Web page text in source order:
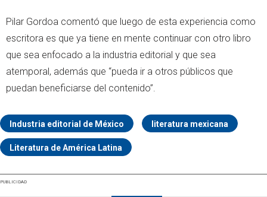
Pilar Gordoa comentó que luego de esta experiencia como
escritora es que ya tiene en mente continuar con otro libro
que sea enfocado a la industria editorial y que sea
atemporal, además que “pueda ir a otros públicos que
puedan beneficiarse del contenido”.
Industria editorial de México literatura mexicana
Literatura de América Latina
PUBLICIDAD